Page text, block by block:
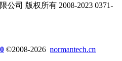
公司 版权所有 2008-2023 0371-
©2008-2026 normantech.cn